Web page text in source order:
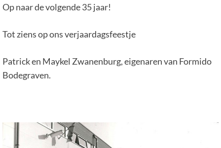
Op naar de volgende 35 jaar!
Tot ziens op ons verjaardagsfeestje
Patrick en Maykel Zwanenburg, eigenaren van Formido
Bodegraven.